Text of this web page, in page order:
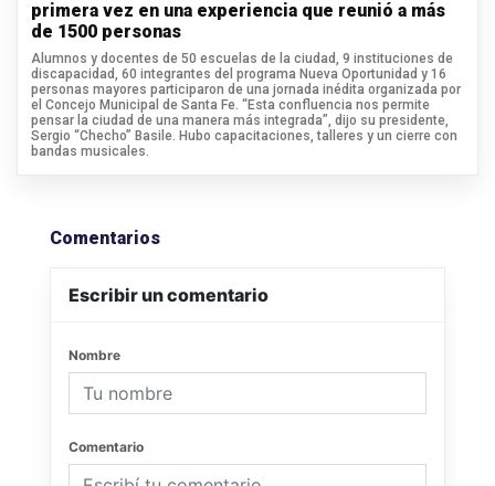
primera vez en una experiencia que reunió a más
de 1500 personas
Alumnos y docentes de 50 escuelas de la ciudad, 9 instituciones de
discapacidad, 60 integrantes del programa Nueva Oportunidad y 16
personas mayores participaron de una jornada inédita organizada por
el Concejo Municipal de Santa Fe. “Esta confluencia nos permite
pensar la ciudad de una manera más integrada”, dijo su presidente,
Sergio “Checho” Basile. Hubo capacitaciones, talleres y un cierre con
bandas musicales.
Comentarios
Escribir un comentario
Nombre
Comentario